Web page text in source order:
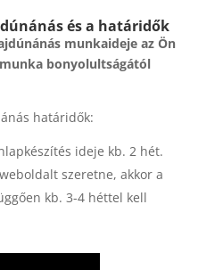
és a határidők
munkaideje az Ön
bonyolultságától
határidők:
ideje kb. 2 hét.
szeretne, akkor a
kb. 3-4 héttel kell